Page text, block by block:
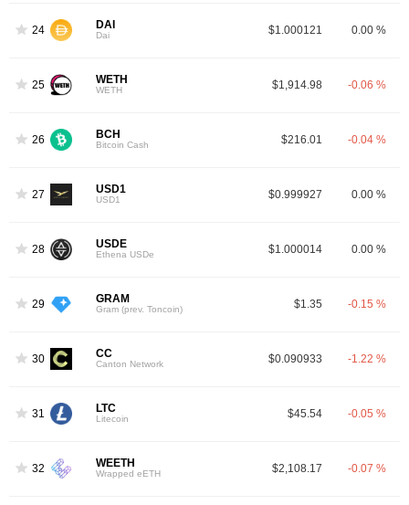
24 DAI
Dai $1.000121 0.00 %
25 WETH
WETH $1,914.98 -0.06 %
26 BCH
Bitcoin Cash $216.01 -0.04 %
27 USD1
USD1 $0.999927 0.00 %
28 USDE
Ethena USDe $1.000014 0.00 %
29 GRAM
Gram (prev. Toncoin) $1.35 -0.15 %
30 CC
Canton Network $0.090933 -1.22 %
31 LTC
Litecoin $45.54 -0.05 %
32 WEETH
Wrapped eETH $2,108.17 -0.07 %